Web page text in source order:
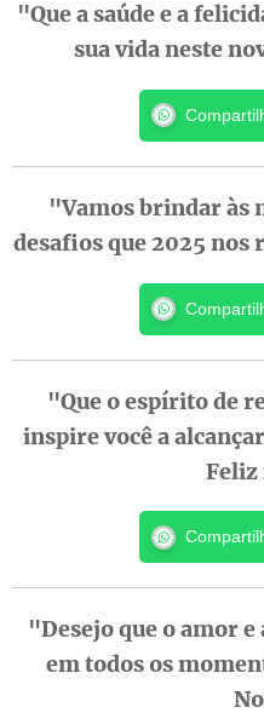
"Que a saúde e a
sua vida neste
"Vamos brindar às
desafios que 2025 nos
"Que o espírito de
inspire você a
Feliz
"Desejo que o amor
em todos os